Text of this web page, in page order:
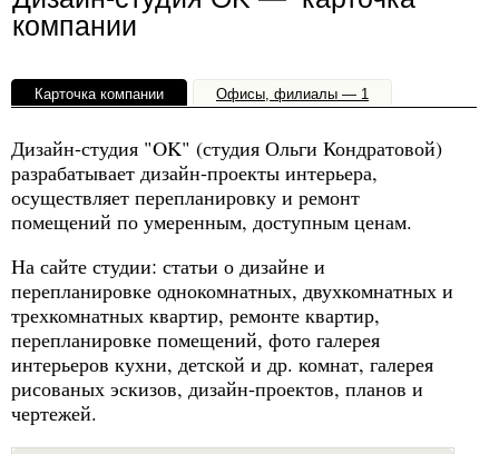
компании
Карточка компании Офисы, филиалы — 1
Дизайн-студия "OK" (студия Ольги Кондратовой)
разрабатывает дизайн-проекты интерьера,
осуществляет перепланировку и ремонт
помещений по умеренным, доступным ценам.
На сайте студии: статьи о дизайне и
перепланировке однокомнатных, двухкомнатных и
трехкомнатных квартир, ремонте квартир,
перепланировке помещений, фото галерея
интерьеров кухни, детской и др. комнат, галерея
рисованых эскизов, дизайн-проектов, планов и
чертежей.